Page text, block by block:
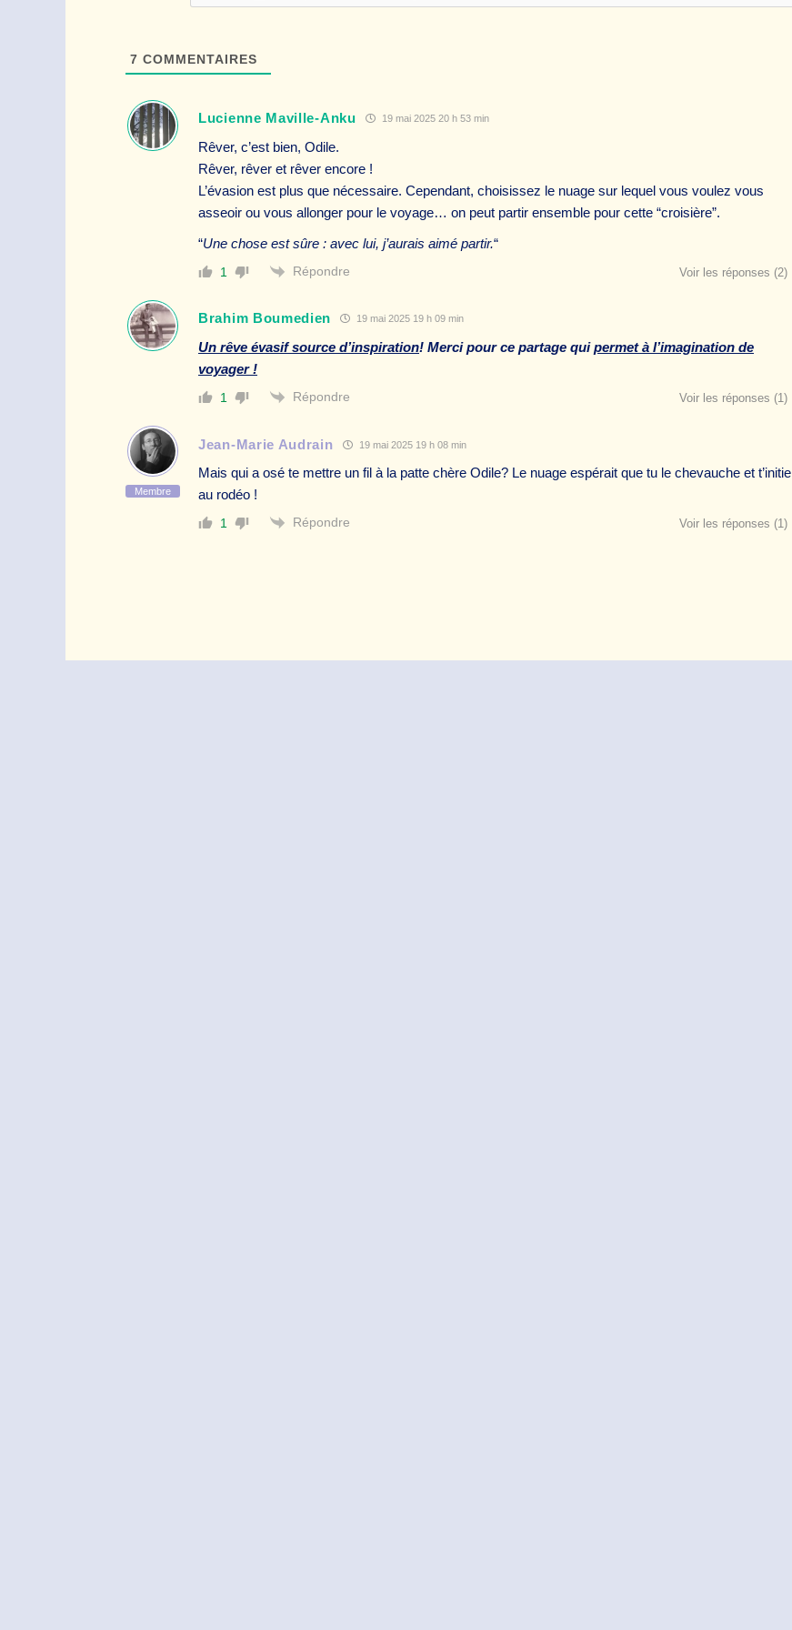
7 COMMENTAIRES
Lucienne Maville-Anku 19 mai 2025 20 h 53 min
Rêver, c’est bien, Odile.
Rêver, rêver et rêver encore !
L’évasion est plus que nécessaire. Cependant, choisissez le nuage sur lequel vous voulez vous
asseoir ou vous allonger pour le voyage… on peut partir ensemble pour cette “croisière”.
“Une chose est sûre : avec lui, j’aurais aimé partir.“
1 Répondre Voir les réponses (2)
Brahim Boumedien 19 mai 2025 19 h 09 min
Un rêve évasif source d’inspiration! Merci pour ce partage quipermet à l’imagination de
voyager !
1 Répondre Voir les réponses (1)
Membre
Jean-Marie Audrain 19 mai 2025 19 h 08 min
Mais qui a osé te mettre un fil à la patte chère Odile? Le nuage espérait que tu le chevauche et t’initie
au rodéo !
1 Répondre Voir les réponses (1)